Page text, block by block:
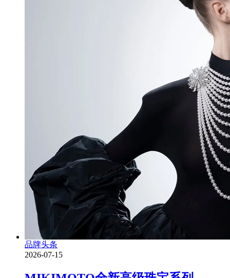
品牌头条
2026-07-15